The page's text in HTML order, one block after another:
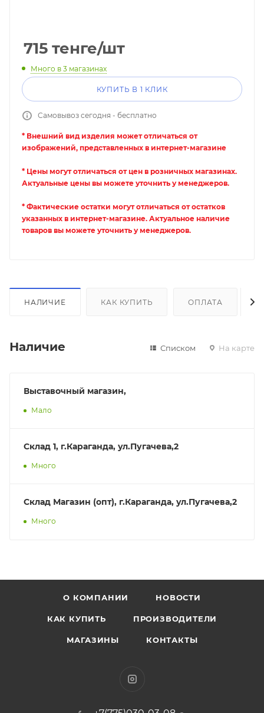
715 тенге/шт
Много в 3 магазинах
КУПИТЬ В 1 КЛИК
Самовывоз сегодня - бесплатно
* Внешний вид изделия может отличаться от
изображений, представленных в интернет-магазине
* Цены могут отличаться от цен в розничных магазинах.
Актуальные цены вы можете уточнить у менеджеров.
* Фактические остатки могут отличаться от остатков
указанных в интернет-магазине. Актуальное наличие
товаров вы можете уточнить у менеджеров.
НАЛИЧИЕ КАК КУПИТЬ ОПЛАТА
Наличие Списком На карте
Выставочный магазин,
Мало
Склад 1, г.Караганда, ул.Пугачева,2
Много
Склад Магазин (опт), г.Караганда, ул.Пугачева,2
Много
О КОМПАНИИ НОВОСТИ
КАК КУПИТЬ ПРОИЗВОДИТЕЛИ
МАГАЗИНЫ КОНТАКТЫ